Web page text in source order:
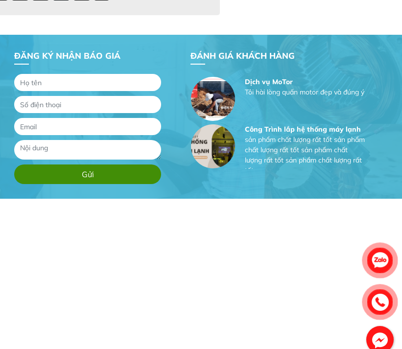
ĐĂNG KÝ NHẬN BÁO GIÁ ĐÁNH GIÁ KHÁCH HÀNG
Anh An
điện từ dịch vụ
Dịch vụ MoTor
Tôi hài lòng quấn motor đẹp và đúng ý
Công Trình lắp hệ thống máy lạnh
sản phẩm chất lượng rất tốt sản phẩm
chất lượng rất tốt sản phẩm chất
lượng rất tốt sản phẩm chất lượng rất
tốt
Gia Đình chúng tôi rất hài lòng dịch vụ
Tôi hài lòng quấn motor đẹp và đúng ý